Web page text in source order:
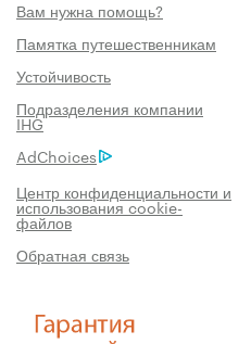
Вам нужна помощь?
Памятка путешественникам
Устойчивость
Подразделения компании
IHG
AdChoices
Центр конфиденциальности и
использования cookie-
файлов
Обратная связь